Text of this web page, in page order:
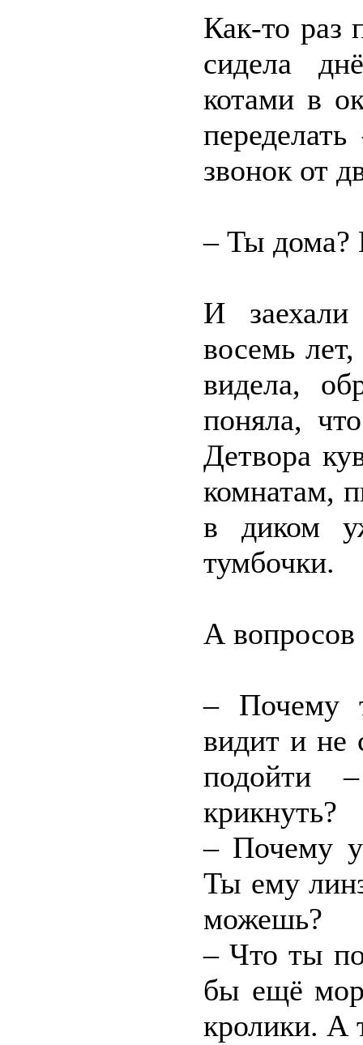
Как-то раз
сидела
котами в
звонок от
– Ты дома?
И
восемь
видела,
поняла,
Детвора
комнатам,
в диком
тумбочки.
А вопросов
– Почему
видит и не
подойти
крикнуть?
– Почему у
Ты ему
можешь?
– Что ты
бы ещё
кролики. А